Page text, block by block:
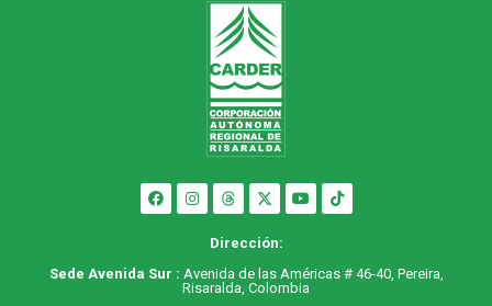
Dirección:
Sede Avenida Sur : Avenida de las Américas # 46-40, Pereira,
Risaralda, Colombia